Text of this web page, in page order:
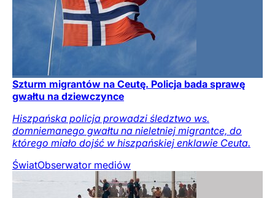
Szturm migrantów na Ceutę. Policja bada sprawę
gwałtu na dziewczynce
Hiszpańska policja prowadzi śledztwo ws.
domniemanego gwałtu na nieletniej migrantce, do
którego miało dojść w hiszpańskiej enklawie Ceuta.
ŚwiatObserwator mediów